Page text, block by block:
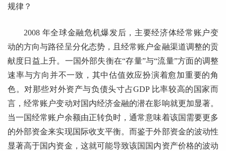
规律？
2008 年全球金融危机爆发后，主要经济体经常账户变
动的方向与路径呈分化态势，且经常账户金融渠道调整的贡
献度日益上升。一国外部失衡在“存量”与“流量”方面的调整
速率与方向并不一致，其中估值效应扮演着愈加重要的角
色。对那些对外资产与负债头寸占GDP 比率较高的国家而
言，经常账户变动对国内经济金融的潜在影响就更加显著。
当一国经常账户余额由正转负时，通常意味着该国需要更多
的外部资金来实现国际收支平衡。而鉴于外部资金的波动性
显著高于国内资金，这就可能导致该国国内资产价格的波动